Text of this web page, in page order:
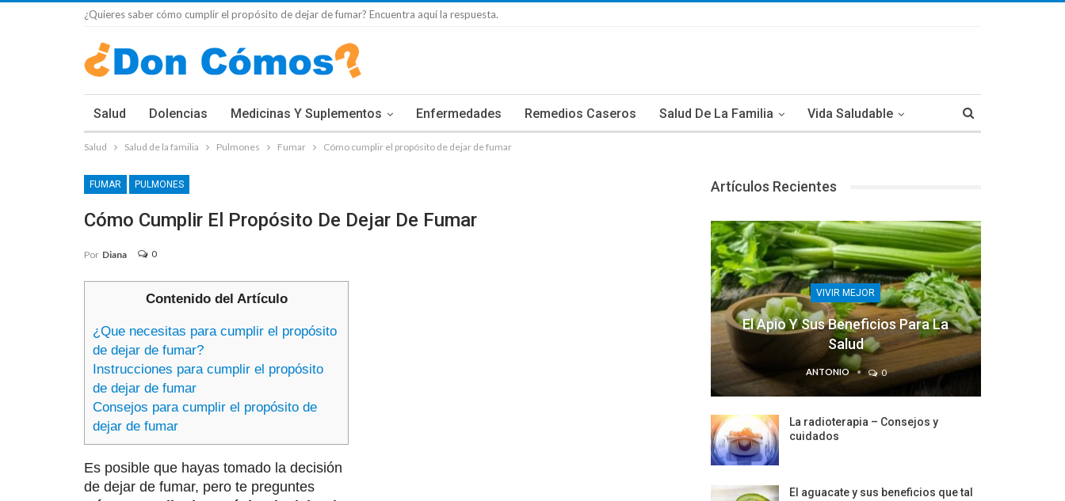
¿Quieres saber cómo cumplir el propósito de dejar de fumar? Encuentra aquí la respuesta.
Salud Dolencias Medicinas Y Suplementos Enfermedades Remedios Caseros Salud De La Familia Vida Saludable
Salud Salud de la familia Pulmones Fumar Cómo cumplir el propósito de dejar de fumar
FUMAR PULMONES
Cómo Cumplir El Propósito De Dejar De Fumar
Por Diana 0
Contenido del Artículo
¿Que necesitas para cumplir el propósito
de dejar de fumar?
Instrucciones para cumplir el propósito
de dejar de fumar
Consejos para cumplir el propósito de
dejar de fumar
Es posible que hayas tomado la decisión
de dejar de fumar, pero te preguntes
Artículos Recientes
VIVIR MEJOR
El Apio Y Sus Beneficios Para La
Salud
ANTONIO 0
La radioterapia – Consejos y
cuidados
El aguacate y sus beneficios que tal